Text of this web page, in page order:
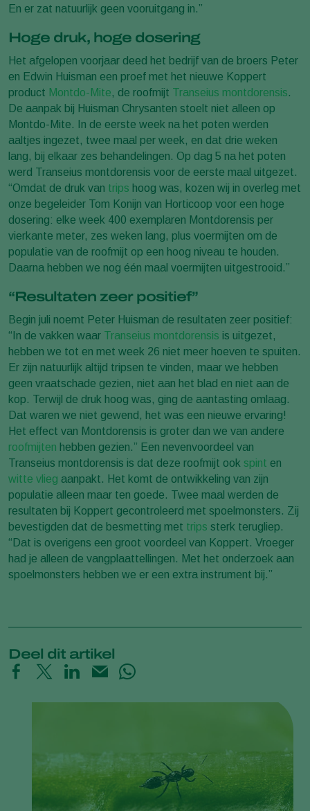
En er zat natuurlijk geen vooruitgang in.”
Hoge druk, hoge dosering
Het afgelopen voorjaar deed het bedrijf van de broers Peter
en Edwin Huisman een proef met het nieuwe Koppert
product Montdo-Mite, de roofmijt Transeius montdorensis.
De aanpak bij Huisman Chrysanten stoelt niet alleen op
Montdo-Mite. In de eerste week na het poten werden
aaltjes ingezet, twee maal per week, en dat drie weken
lang, bij elkaar zes behandelingen. Op dag 5 na het poten
werd Transeius montdorensis voor de eerste maal uitgezet.
“Omdat de druk van trips hoog was, kozen wij in overleg met
onze begeleider Tom Konijn van Horticoop voor een hoge
dosering: elke week 400 exemplaren Montdorensis per
vierkante meter, zes weken lang, plus voermijten om de
populatie van de roofmijt op een hoog niveau te houden.
Daarna hebben we nog één maal voermijten uitgestrooid.”
“Resultaten zeer positief”
Begin juli noemt Peter Huisman de resultaten zeer positief:
“In de vakken waar Transeius montdorensis is uitgezet,
hebben we tot en met week 26 niet meer hoeven te spuiten.
Er zijn natuurlijk altijd tripsen te vinden, maar we hebben
geen vraatschade gezien, niet aan het blad en niet aan de
kop. Terwijl de druk hoog was, ging de aantasting omlaag.
Dat waren we niet gewend, het was een nieuwe ervaring!
Het effect van Montdorensis is groter dan we van andere
roofmijten hebben gezien.” Een nevenvoordeel van
Transeius montdorensis is dat deze roofmijt ook spint en
witte vlieg aanpakt. Het komt de ontwikkeling van zijn
populatie alleen maar ten goede. Twee maal werden de
resultaten bij Koppert gecontroleerd met spoelmonsters. Zij
bevestigden dat de besmetting met trips sterk terugliep.
“Dat is overigens een groot voordeel van Koppert. Vroeger
had je alleen de vangplaattellingen. Met het onderzoek aan
spoelmonsters hebben we er een extra instrument bij.”
Deel dit artikel